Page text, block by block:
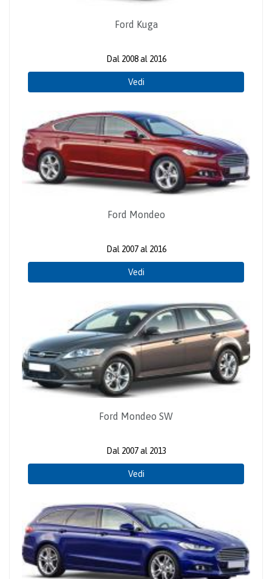
Ford Kuga
Dal 2008 al 2016
Vedi
Ford Mondeo
Dal 2007 al 2016
Vedi
Ford Mondeo SW
Dal 2007 al 2013
Vedi